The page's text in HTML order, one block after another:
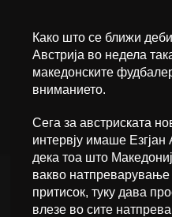
Како што се ближи
Австрија во недела
македонските
вниманието.
Сега за австриската
интервју имаше
дека тоа што
вакво
притисок, туку дава
влезе во сите